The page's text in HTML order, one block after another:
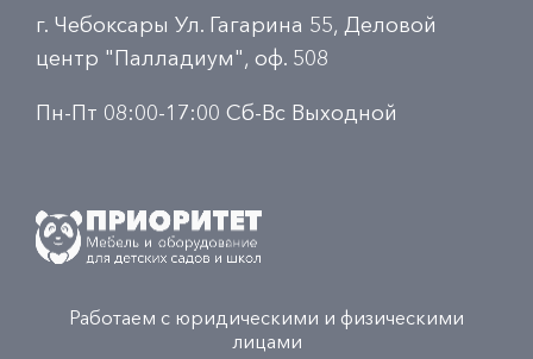
г. Чебоксары Ул. Гагарина 55, Деловой
центр "Палладиум", оф. 508
Пн-Пт 08:00-17:00 Сб-Вс Выходной
Работаем с юридическими и физическими
лицами